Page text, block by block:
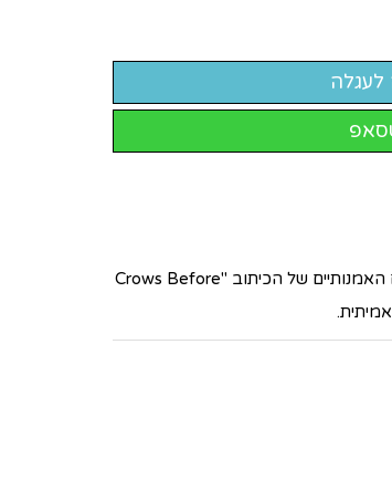
חולצת דרייפיט קרבית בעיצוב חד ובועט בהשראת משחקי הכס וסיירת גולני. השילוב בין סמל היחידה בחזית לבין הטיפוגרפיה האייקונית והעורבים האמנותיים של הכיתוב "Crows Before